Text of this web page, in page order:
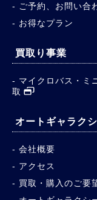
ご予約、お問い合
お得なプラン
買取り事業
マイクロバス・ミ
取
オートギャラク
会社概要
アクセス
買取・購入のご要